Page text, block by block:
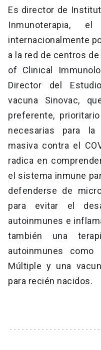
Es director de
Inmunoterapia,
internacionalmente
a la red de centros
of Clinical
Director del
vacuna Sinovac,
preferente,
necesarias para la
masiva contra el
radica en
el sistema inmune
defenderse de
para evitar el
autoinmunes e
también una
autoinmunes
Múltiple y una
para recién nacidos.